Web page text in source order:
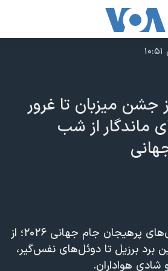
میزبان تا غرور
ماندگار از شب
مروری تصویری بر بازی‌های پرهیجان جام جهانی ۲۰۲۶؛ از
برد برزیل تا دوئل‌های نفس‌گیر،
هواداران.